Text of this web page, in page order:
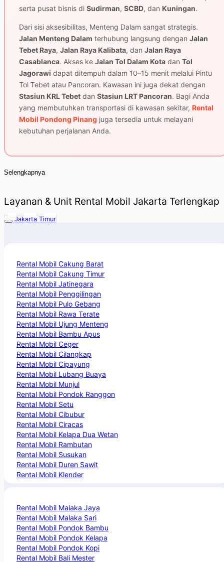
serta pusat bisnis di Sudirman, SCBD, dan Kuningan.
Dari sisi aksesibilitas, Menteng Dalam sangat strategis.
Jalan Menteng Dalam terhubung langsung dengan Jalan
Tebet Raya, Jalan Raya Kalibata, dan Jalan Raya
Casablanca. Akses ke Jalan Tol Dalam Kotadan Tol
Jagorawi dapat ditempuh dalam 10–15 menit melalui Pintu
Tol Tebet atau Pancoran. Kawasan ini juga dekat dengan
Stasiun KRL Tebetdan Stasiun LRT Pancoran. Bagi Anda
yang membutuhkan transportasi di kawasan sekitar, Rental
Mobil Pondong Pinang juga tersedia untuk melayani
kebutuhan perjalanan Anda.
Selengkapnya
Layanan & Unit Rental Mobil Jakarta Terlengkap
Jakarta Timur
Rental Mobil Cakung Barat
Rental Mobil Cakung Timur
Rental Mobil Jatinegara
Rental Mobil Penggilingan
Rental Mobil Pulo Gebang
Rental Mobil Rawa Terate
Rental Mobil Ujung Menteng
Rental Mobil Bambu Apus
Rental Mobil Ceger
Rental Mobil Cilangkap
Rental Mobil Cipayung
Rental Mobil Lubang Buaya
Rental Mobil Munjul
Rental Mobil Pondok Ranggon
Rental Mobil Setu
Rental Mobil Cibubur
Rental Mobil Ciracas
Rental Mobil Kelapa Dua Wetan
Rental Mobil Rambutan
Rental Mobil Susukan
Rental Mobil Duren Sawit
Rental Mobil Klender
Rental Mobil Malaka Jaya
Rental Mobil Malaka Sari
Rental Mobil Pondok Bambu
Rental Mobil Pondok Kelapa
Rental Mobil Pondok Kopi
Rental Mobil Bali Mester